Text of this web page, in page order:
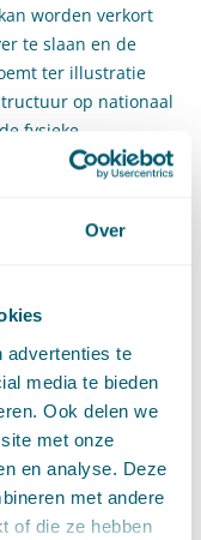
Over
advertenties te
media te bieden
Ook delen we
met onze
en analyse. Deze
met andere
of die ze hebben
worden verkort
te slaan en de
ter illustratie
op nationaal
fysieke
één kant van
van allerlei
is aandacht in de
in 2023 gestart met
overheden kan
NL een
meer medewerkers
immers